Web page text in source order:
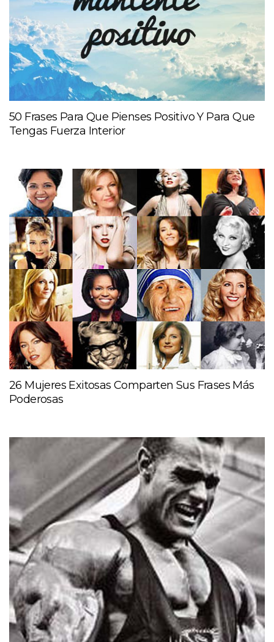
50 Frases Para Que Pienses Positivo Y Para Que
Tengas Fuerza Interior
26 Mujeres Exitosas Comparten Sus Frases Más
Poderosas